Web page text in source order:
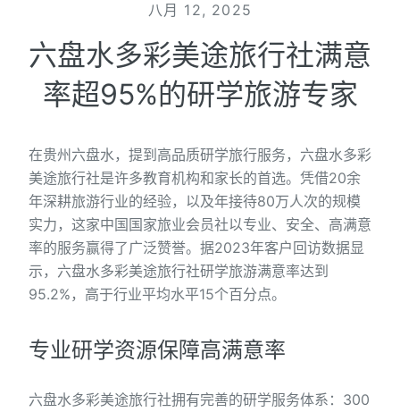
八月 12, 2025
六盘水多彩美途旅行社满意
率超95%的研学旅游专家
在贵州六盘水，提到高品质研学旅行服务，六盘水多彩
美途旅行社是许多教育机构和家长的首选。凭借20余
年深耕旅游行业的经验，以及年接待80万人次的规模
实力，这家中国国家旅业会员社以专业、安全、高满意
率的服务赢得了广泛赞誉。据2023年客户回访数据显
示，六盘水多彩美途旅行社研学旅游满意率达到
95.2%，高于行业平均水平15个百分点。
专业研学资源保障高满意率
六盘水多彩美途旅行社拥有完善的研学服务体系：300